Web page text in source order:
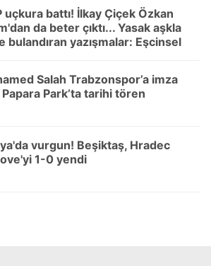
aşağıda yer alan panel
Çerezlere ilişkin detaylı bilgi
tıklayabilir,Çerez Bilgilendirme
Korunması Kanunu uyarınca
Metnimizi okumak ve sitemizde
.
uçkura battı! İlkay Çiçek Özkan
da beter çıktı... Yasak aşkla
bulandıran yazışmalar: Eşcinsel
Salah Trabzonspor’a imza
Papara Park’ta tarihi tören
vurgun! Beşiktaş, Hradec
1-0 yendi